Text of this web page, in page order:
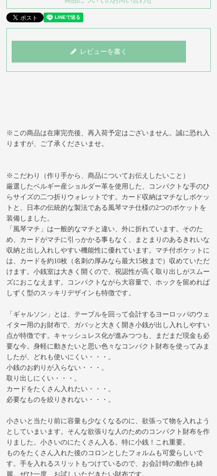
レビューを書く
※この商品は在庫完売後、再入荷予定はございません。誠に恐れ入
りますが、ご了承くださいませ。
※こだわり（作り手から、商品についてお伝えしたいこと）
厳選したベルギー産ショルダー革を使用した、コンパクトな手のひ
らサイズの二つ折りウォレットです。カード収納はマチなしポケッ
トと、日本の伝統的な製法である風琴マチ仕様の2つのポケットを
装備しました。
「風琴マチ」は一般的なマチと違い、外に折れています。そのた
め、カードがマチに引っかかる事もなく、まとまりのあるきれいな
収納と出し入れしやすい機能性に優れています。マチ付ポケットに
は、カードを約10枚（名刺の厚みなら最大15枚まで）収めていただ
けます。小銭室は大きく開くので、視認性が高く取り出しがスムー
ズにおこなえます。コンパクトながら大容量で、ホックを留めれば
しずく型のスッキリデザインも特徴です。
「ギャルソン」とは、テーブルを回って会計するヨーロッパのウェ
イター用のお財布で、ガバッと大きく開き小銭が出し入れしやすい
点が特徴です。キャッシュレス化が進みつつも、まだまだ現金も必
要な今。身軽に動きたいと思い色々なコンパクト財布を使ってみま
したが、どれも使いにくい・・・。
小銭のお釣りが入らない・・・。
取り出しにくい・・・。
カードをたくさん入れたい・・・。
必要なものを絞りきれない・・・。
小さいと当たり前に容量も少なくなるのに、欲張って物を入れよう
としていまいます。そんな欲張りな人のためのコンパクト財布を作
りました。小さいのにたくさん入る。特に小銭！これ重要。
ものをたくさん入れた後のコロンとしたフォルムも可愛らしいで
す。手を入れるスリットもつけているので、お会計時の動作も綺
麗。ぜひ一度、お試しいただきたい財布です。